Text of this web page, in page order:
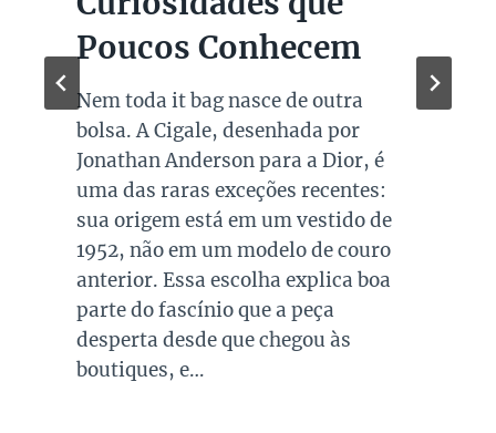
Super Sale dos Pais
Quando falamos de cores de bolsas,
os modelos em preto são os mais
queridos e tradicionais, estando
presente no guarda roupa de quase
todas as mulheres. Esta é uma cor
versátil, clássica e atemporal e
investir em peças neste tom garante
combinações para quase todo look
que usamos, sejam eles para
ocasiões casuais ou mais…